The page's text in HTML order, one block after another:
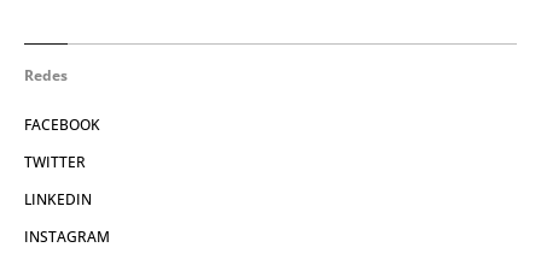
Redes
FACEBOOK
TWITTER
LINKEDIN
INSTAGRAM